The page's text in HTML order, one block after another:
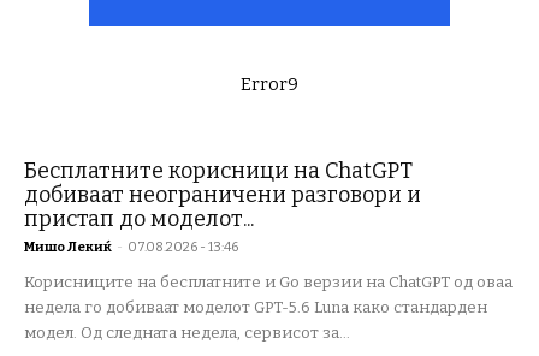
Error9
Бесплатните корисници на ChatGPT
добиваат неограничени разговори и
пристап до моделот...
Мишо Лекиќ - 07.08.2026 - 13:46
Корисниците на бесплатните и Go верзии на ChatGPT од оваа
недела го добиваат моделот GPT-5.6 Luna како стандарден
модел. Од следната недела, сервисот за...